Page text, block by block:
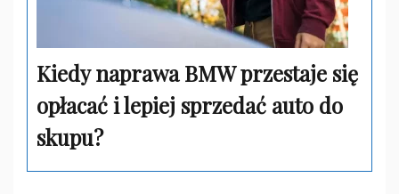
Kiedy naprawa BMW przestaje się
opłacać i lepiej sprzedać auto do
skupu?